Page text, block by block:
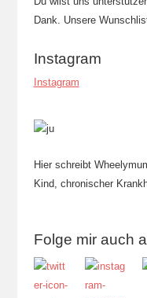
Dank. Unsere
Instagram
Instagram
Hier schreibt
Kind, chronischer
Folge mir auch